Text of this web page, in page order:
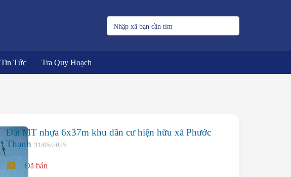
Tin Tức Tra Quy Hoạch
Đất MT nhựa 6x37m khu dân cư hiện hữu xã Phước
Thạnh 31/05/2025
Đã bán